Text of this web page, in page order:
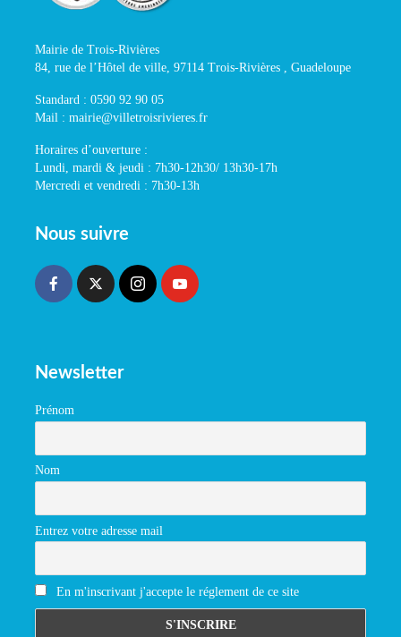
Mairie de Trois-Rivières
84, rue de l’Hôtel de ville, 97114 Trois-Rivières , Guadeloupe
Standard : 0590 92 90 05
Mail : mairie@villetroisrivieres.fr
Horaires d’ouverture :
Lundi, mardi & jeudi : 7h30-12h30/ 13h30-17h
Mercredi et vendredi : 7h30-13h
Nous suivre
Newsletter
Prénom
Nom
Entrez votre adresse mail
En m'inscrivant j'accepte le réglement de ce site